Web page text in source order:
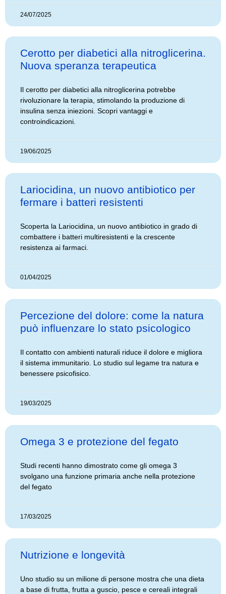
24/07/2025
Cerotto per diabetici alla nitroglicerina.
Nuova speranza terapeutica
Il cerotto per diabetici alla nitroglicerina potrebbe
rivoluzionare la terapia, stimolando la produzione di
insulina senza iniezioni. Scopri vantaggi e
controindicazioni.
19/06/2025
Lariocidina, un nuovo antibiotico per
fermare i batteri resistenti
Scoperta la Lariocidina, un nuovo antibiotico in grado di
combattere i batteri multiresistenti e la crescente
resistenza ai farmaci.
01/04/2025
Percezione del dolore: come la natura
può influenzare lo stato psicologico
Il contatto con ambienti naturali riduce il dolore e migliora
il sistema immunitario. Lo studio sul legame tra natura e
benessere psicofisico.
19/03/2025
Omega 3 e protezione del fegato
Studi recenti hanno dimostrato come gli omega 3
svolgano una funzione primaria anche nella protezione
del fegato
17/03/2025
Nutrizione e longevità
Uno studio su un milione di persone mostra che una dieta
a base di frutta, frutta a guscio, pesce e cereali integrali